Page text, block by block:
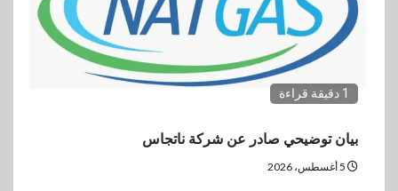
1 دقيقة قراءة
بيان توضيحي صادر عن شركة ناتجاس